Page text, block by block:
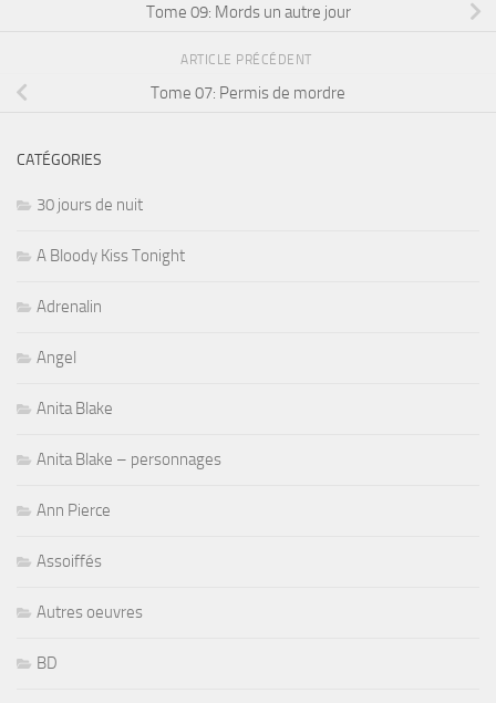
Tome 09: Mords un autre jour
ARTICLE PRÉCÉDENT
Tome 07: Permis de mordre
CATÉGORIES
30 jours de nuit
A Bloody Kiss Tonight
Adrenalin
Angel
Anita Blake
Anita Blake – personnages
Ann Pierce
Assoiffés
Autres oeuvres
BD